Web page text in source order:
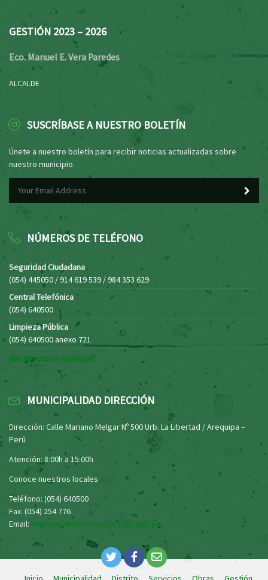
GESTIÓN 2023 – 2026
Eco. Manuel E. Vera Paredes
ALCALDE
SUSCRÍBASE A NUESTRO BOLETÍN
Únete a nuestro boletín para recibir noticias actualizadas sobre
nuestro municipio.
NÚMEROS DE TELÉFONO
Seguridad Ciudadana
(054) 445050 / 914 619 539 / 984 353 629
Central Telefónica
(054) 640500
Limpieza Pública
(054) 640500 anexo 721
Ver directorio municipal
MUNICIPALIDAD DIRECCIÓN
Dirección: Calle Mariano Melgar Nº 500 Urb. La Libertad / Arequipa –
Perú
Atención: 8:00h a 15:00h
Conoce nuestros locales aquí
Teléfono: (054) 640500
Fax: (054) 254 776
Email: mesadepartesvirtual@mdcc.gob.pe